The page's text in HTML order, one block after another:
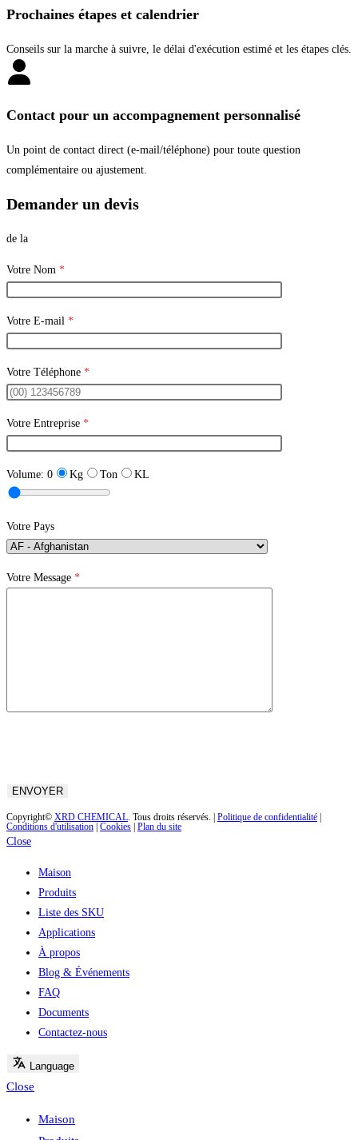
Prochaines étapes et calendrier
Conseils sur la marche à suivre, le délai d'exécution estimé et les étapes clés.
Contact pour un accompagnement personnalisé
Un point de contact direct (e-mail/téléphone) pour toute question
complémentaire ou ajustement.
Demander un devis
de la
Votre Nom *
Votre E-mail *
Votre Téléphone *
Votre Entreprise *
Volume: 0 Kg Ton KL
Votre Pays
Votre Message *
Copyright© XRD CHEMICAL . Tous droits réservés. | Politique de confidentialité |
Conditions d'utilisation | Cookies | Plan du site
Close
Maison
Produits
Liste des SKU
Applications
À propos
Blog & Événements
FAQ
Documents
Contactez-nous
Language
Close
Maison